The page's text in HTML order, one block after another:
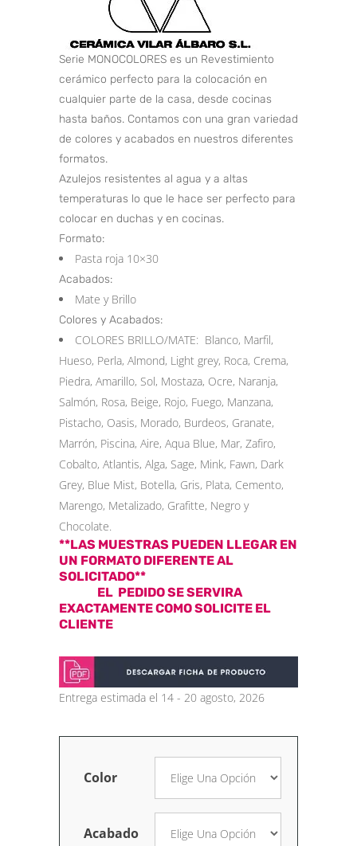
Serie MONOCOLORES es un Revestimiento
cerámico perfecto para la colocación en
cualquier parte de la casa, desde cocinas
hasta baños. Contamos con una gran variedad
de colores y acabados en nuestros diferentes
formatos.
Azulejos resistentes al agua y a altas
temperaturas lo que le hace ser perfecto para
colocar en duchas y en cocinas.
Formato:
Pasta roja 10×30
Acabados:
Mate y Brillo
Colores y Acabados:
COLORES BRILLO/MATE: Blanco, Marfil,
Hueso, Perla, Almond, Light grey, Roca, Crema,
Piedra, Amarillo, Sol, Mostaza, Ocre, Naranja,
Salmón, Rosa, Beige, Rojo, Fuego, Manzana,
Pistacho, Oasis, Morado, Burdeos, Granate,
Marrón, Piscina, Aire, Aqua Blue, Mar, Zafiro,
Cobalto, Atlantis, Alga, Sage, Mink, Fawn, Dark
Grey, Blue Mist, Botella, Gris, Plata, Cemento,
Marengo, Metalizado, Grafitte, Negro y
Chocolate.
**LAS MUESTRAS PUEDEN LLEGAR EN
UN FORMATO DIFERENTE AL
SOLICITADO**
EL PEDIDO SE SERVIRA
EXACTAMENTE COMO SOLICITE EL
CLIENTE
Entrega estimada el 14 - 20 agosto, 2026
Color
Acabado